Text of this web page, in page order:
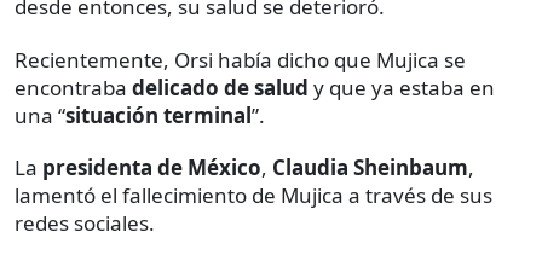
desde entonces, su salud se deterioró.
Recientemente, Orsi había dicho que Mujica se
encontraba delicado de salud y que ya estaba en
una “situación terminal”.
La presidenta de México, Claudia Sheinbaum,
lamentó el fallecimiento de Mujica a través de sus
redes sociales.